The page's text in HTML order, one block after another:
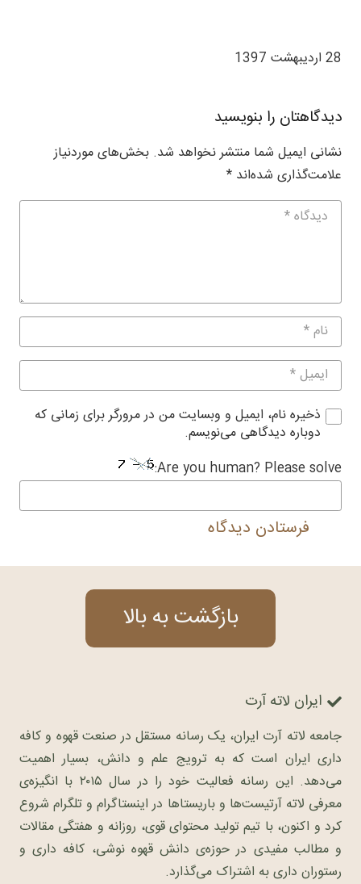
28 اردیبهشت 1397
دیدگاهتان را بنویسید
نشانی ایمیل شما منتشر نخواهد شد. بخش‌های موردنیاز
علامت‌گذاری شده‌اند *
ذخیره نام، ایمیل و وبسایت من در مرورگر برای زمانی که
دوباره دیدگاهی می‌نویسم.
Are you human? Please solve:
فرستادن دیدگاه
بازگشت به بالا
ایران لاته آرت
جامعه لاته آرت ایران، یک رسانه مستقل در صنعت قهوه و کافه
داری ایران است که به ترویج علم و دانش، بسیار اهمیت
می‌دهد. این رسانه فعالیت خود را در سال ۲۰۱۵ با انگیزه‌ی
معرفی لاته آرتیست‌ها و باریستاها در اینستاگرام و تلگرام شروع
کرد و اکنون، با تیم تولید محتوای قوی، روزانه و هفتگی مقالات
و مطالب مفیدی در حوزه‌ی دانش قهوه نوشی، کافه داری و
رستوران داری به اشتراک می‌گذارد.